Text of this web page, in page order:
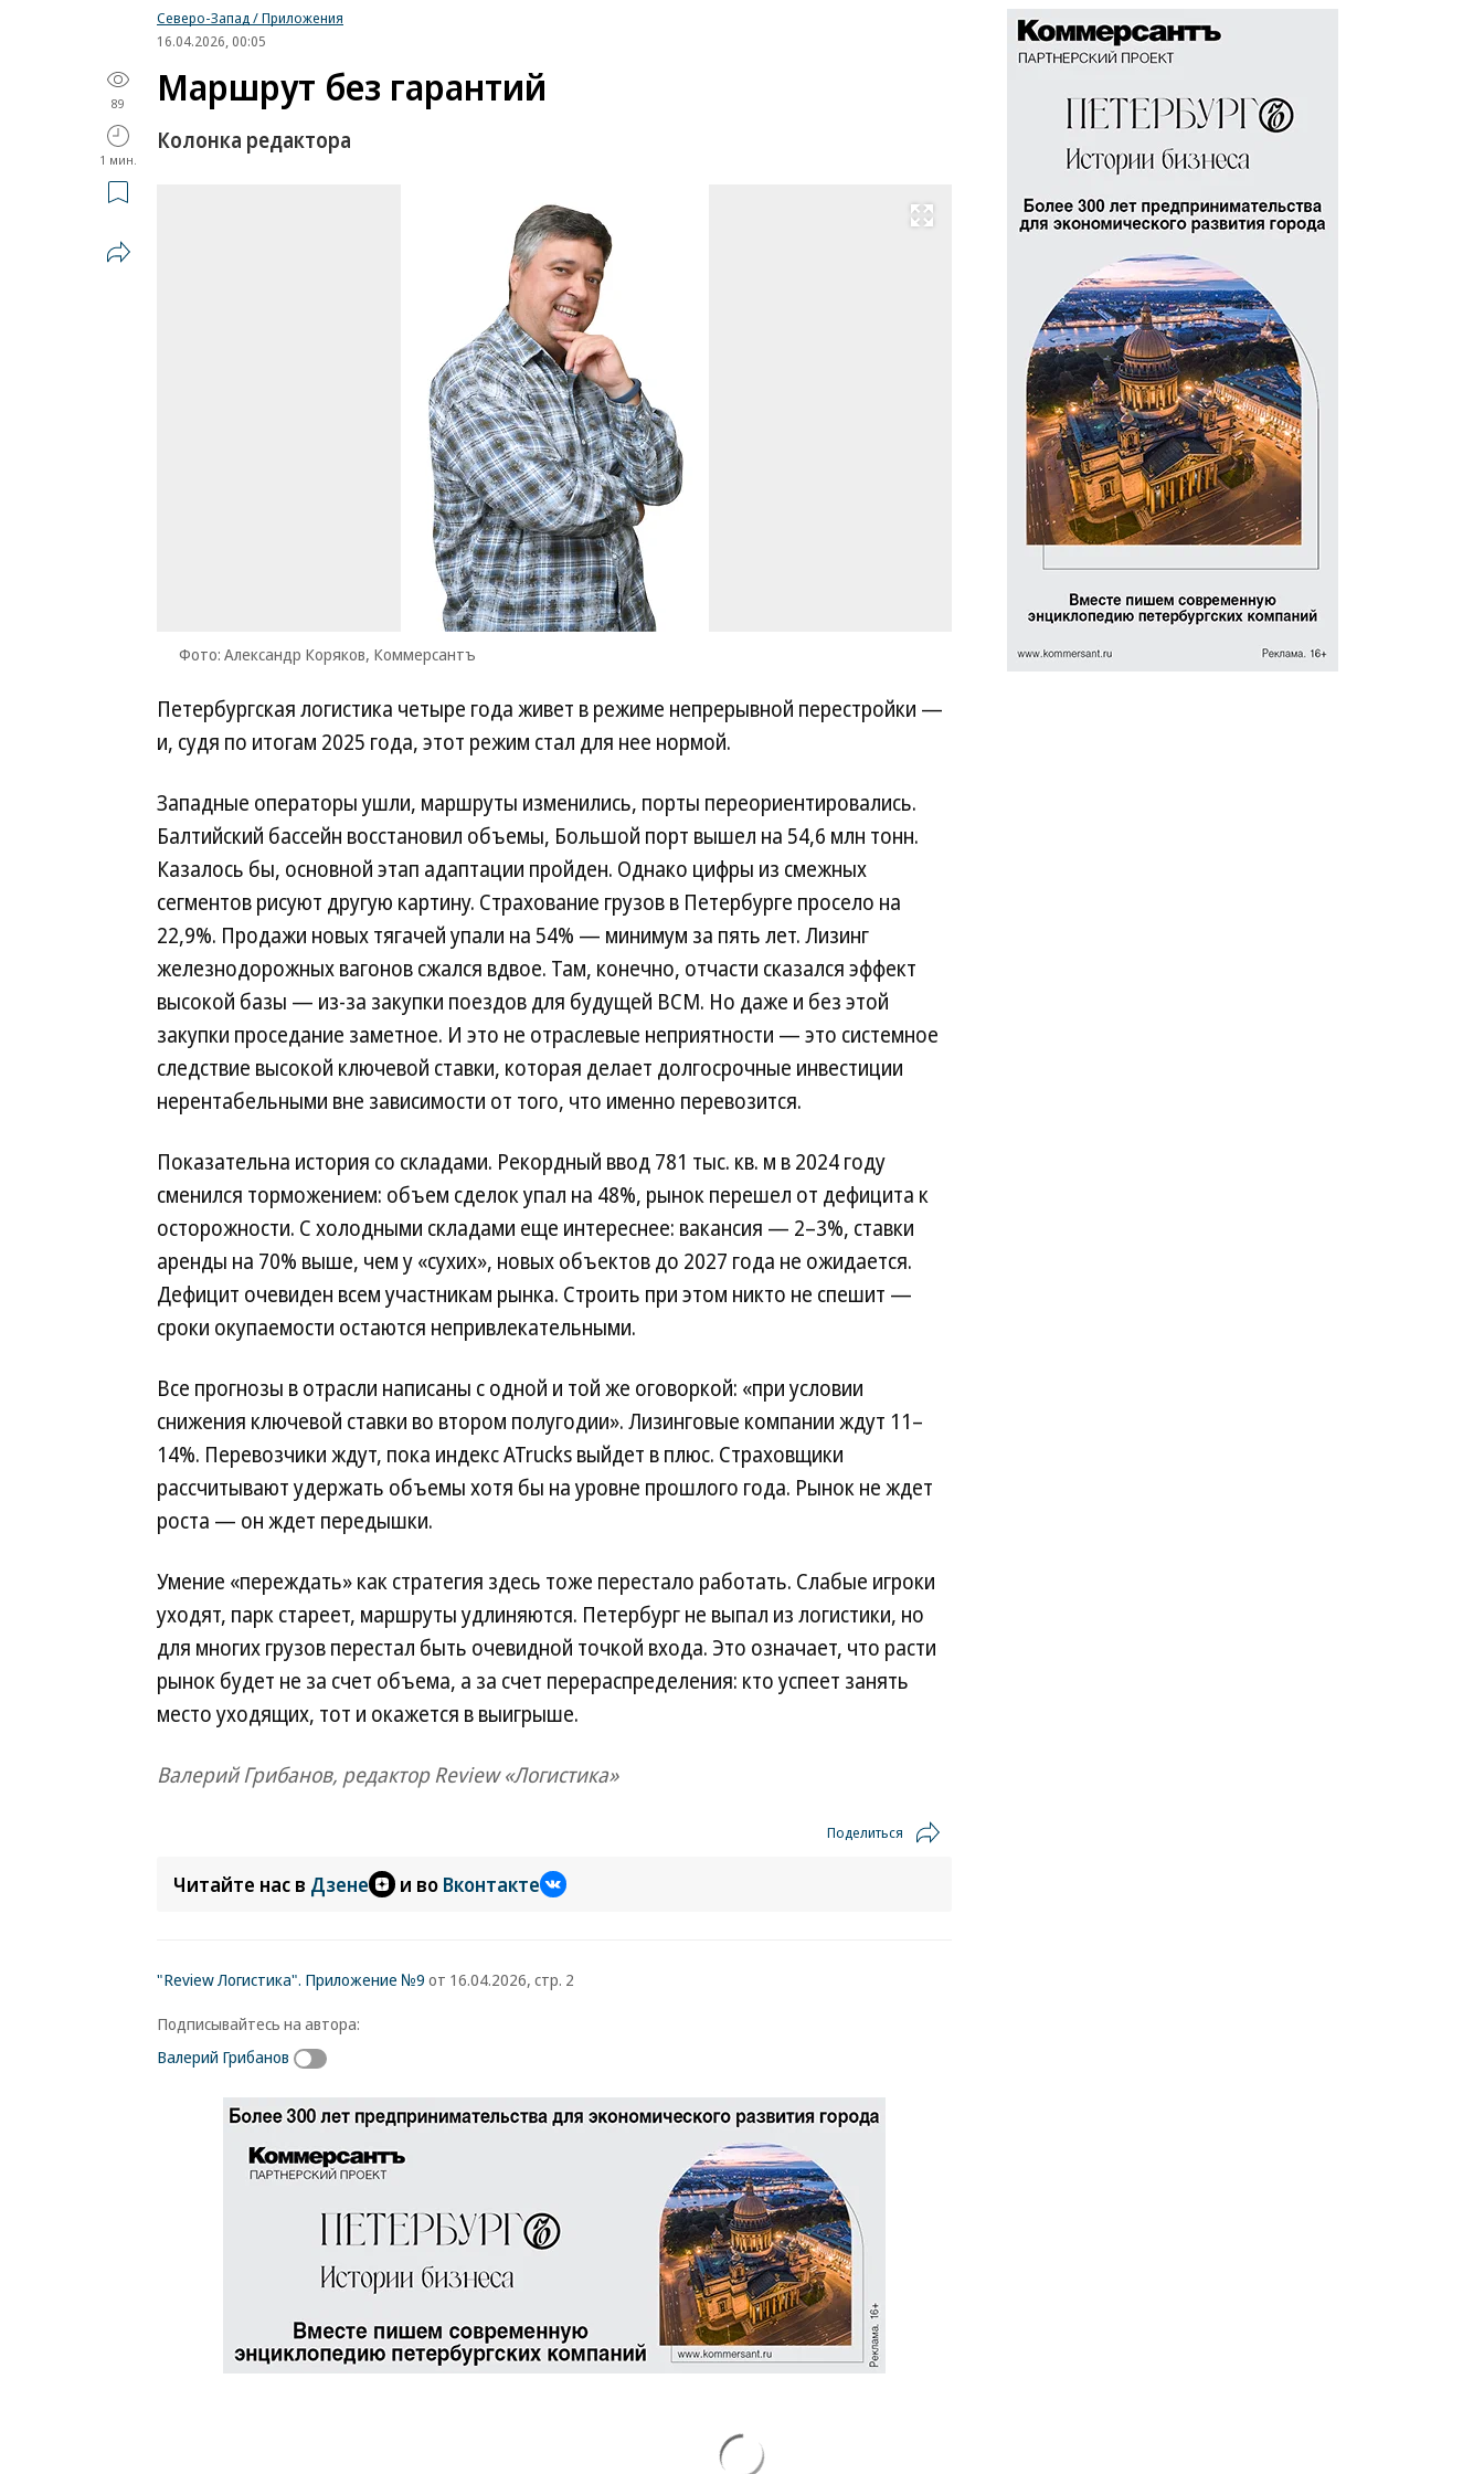
Северо-Запад / Приложения
16.04.2026, 00:05
89
1 мин.
Маршрут без гарантий
Колонка редактора
Развернуть на весь экран
Фото: Александр Коряков, Коммерсантъ
Коммерсантъ
Петербургская логистика четыре года живет в режиме непрерывной перестройки —
и, судя по итогам 2025 года, этот режим стал для нее нормой.
Западные операторы ушли, маршруты изменились, порты переориентировались.
Балтийский бассейн восстановил объемы, Большой порт вышел на 54,6 млн тонн.
Казалось бы, основной этап адаптации пройден. Однако цифры из смежных
сегментов рисуют другую картину. Страхование грузов в Петербурге просело на
22,9%. Продажи новых тягачей упали на 54% — минимум за пять лет. Лизинг
железнодорожных вагонов сжался вдвое. Там, конечно, отчасти сказался эффект
высокой базы — из-за закупки поездов для будущей ВСМ. Но даже и без этой
закупки проседание заметное. И это не отраслевые неприятности — это системное
следствие высокой ключевой ставки, которая делает долгосрочные инвестиции
нерентабельными вне зависимости от того, что именно перевозится.
Показательна история со складами. Рекордный ввод 781 тыс. кв. м в 2024 году
сменился торможением: объем сделок упал на 48%, рынок перешел от дефицита к
осторожности. С холодными складами еще интереснее: вакансия — 2–3%, ставки
аренды на 70% выше, чем у «сухих», новых объектов до 2027 года не ожидается.
Дефицит очевиден всем участникам рынка. Строить при этом никто не спешит —
сроки окупаемости остаются непривлекательными.
Все прогнозы в отрасли написаны с одной и той же оговоркой: «при условии
снижения ключевой ставки во втором полугодии». Лизинговые компании ждут 11–
14%. Перевозчики ждут, пока индекс ATrucks выйдет в плюс. Страховщики
рассчитывают удержать объемы хотя бы на уровне прошлого года. Рынок не ждет
роста — он ждет передышки.
Умение «переждать» как стратегия здесь тоже перестало работать. Слабые игроки
уходят, парк стареет, маршруты удлиняются. Петербург не выпал из логистики, но
для многих грузов перестал быть очевидной точкой входа. Это означает, что расти
рынок будет не за счет объема, а за счет перераспределения: кто успеет занять
место уходящих, тот и окажется в выигрыше.
Валерий Грибанов, редактор Review «Логистика»
Поделиться
Читайте нас в Дзене и во Вконтакте
"Review Логистика". Приложение №9 от 16.04.2026, стр. 2
Подписывайтесь на автора:
Валерий Грибанов